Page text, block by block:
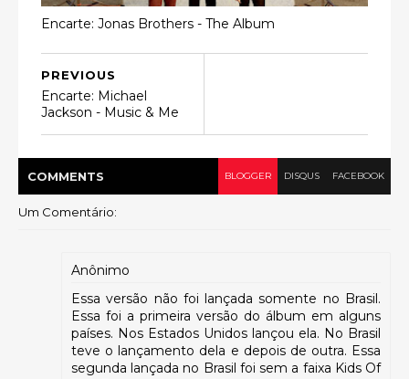
Encarte: Jonas Brothers - The Album
PREVIOUS
Encarte: Michael
Jackson - Music & Me
COMMENTS BLOGGER DISQUS FACEBOOK
Um Comentário:
Anônimo
Essa versão não foi lançada somente no Brasil.
Essa foi a primeira versão do álbum em alguns
países. Nos Estados Unidos lançou ela. No Brasil
teve o lançamento dela e depois de outra. Essa
segunda lançada no Brasil foi sem a faixa Kids Of